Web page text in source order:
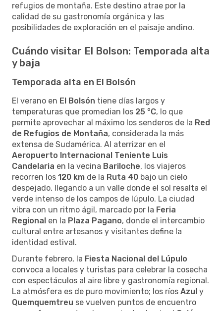
refugios de montaña. Este destino atrae por la
calidad de su gastronomía orgánica y las
posibilidades de exploración en el paisaje andino.
Cuándo visitar El Bolson: Temporada alta
y baja
Temporada alta en El Bolsón
El verano en El Bolsón tiene días largos y
temperaturas que promedian los 25 °C, lo que
permite aprovechar al máximo los senderos de la Red
de Refugios de Montaña, considerada la más
extensa de Sudamérica. Al aterrizar en el
Aeropuerto Internacional Teniente Luis
Candelaria en la vecina Bariloche, los viajeros
recorren los 120 km de la Ruta 40 bajo un cielo
despejado, llegando a un valle donde el sol resalta el
verde intenso de los campos de lúpulo. La ciudad
vibra con un ritmo ágil, marcado por la Feria
Regional en la Plaza Pagano, donde el intercambio
cultural entre artesanos y visitantes define la
identidad estival.
Durante febrero, la Fiesta Nacional del Lúpulo
convoca a locales y turistas para celebrar la cosecha
con espectáculos al aire libre y gastronomía regional.
La atmósfera es de puro movimiento; los ríos Azul y
Quemquemtreu se vuelven puntos de encuentro